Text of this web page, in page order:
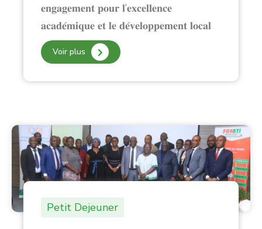
𝐞𝐧𝐠𝐚𝐠𝐞𝐦𝐞𝐧𝐭 𝐩𝐨𝐮𝐫 𝐥’𝐞𝐱𝐜𝐞𝐥𝐥𝐞𝐧𝐜𝐞
𝐚𝐜𝐚𝐝𝐞́𝐦𝐢𝐪𝐮𝐞 𝐞𝐭 𝐥𝐞 𝐝𝐞́𝐯𝐞𝐥𝐨𝐩𝐩𝐞𝐦𝐞𝐧𝐭 𝐥𝐨𝐜𝐚𝐥
Voir plus
Petit Dejeuner